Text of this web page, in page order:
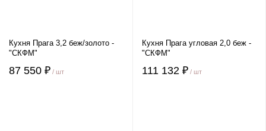
Кухня Прага 3,2 беж/золото -
"СКФМ"
87 550 ₽ / шт
Кухня Прага угловая 2,0 беж -
"СКФМ"
111 132 ₽ / шт